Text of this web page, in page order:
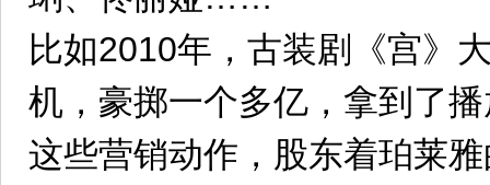
比如2010年，古装剧《宫》
机，豪掷一个多亿，拿到了
这些营销动作，股东着珀莱